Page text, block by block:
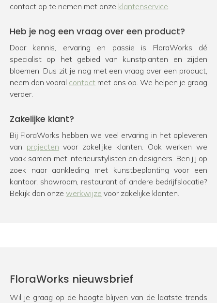
contact op te nemen met onze klantenservice
Heb je nog een vraag over een product?
Door kennis, ervaring en passie is FloraWorks dé
specialist op het gebied van kunstplanten en zijden
bloemen. Dus zit je nog met een vraag over een product,
neem dan vooral contact met ons op. We helpen je graag
verder.
Zakelijke klant?
Bij FloraWorks hebben we veel ervaring in het opleveren
van projecten voor zakelijke klanten. Ook werken we
vaak samen met interieurstylisten en designers. Ben jij op
zoek naar aankleding met kunstbeplanting voor een
kantoor, showroom, restaurant of andere bedrijfslocatie?
Bekijk dan onze werkwijze voor zakelijke klanten.
FloraWorks nieuwsbrief
Wil je graag op de hoogte blijven van de laatste trends